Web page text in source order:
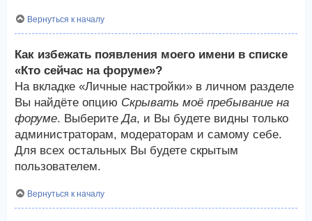
Вернуться к началу
Как избежать появления моего имени в списке
«Кто сейчас на форуме»?
На вкладке «Личные настройки» в личном разделе
Вы найдёте опцию Скрывать моё пребывание на
форуме. ВыберитеДа, и Вы будете видны только
администраторам, модераторам и самому себе.
Для всех остальных Вы будете скрытым
пользователем.
Вернуться к началу